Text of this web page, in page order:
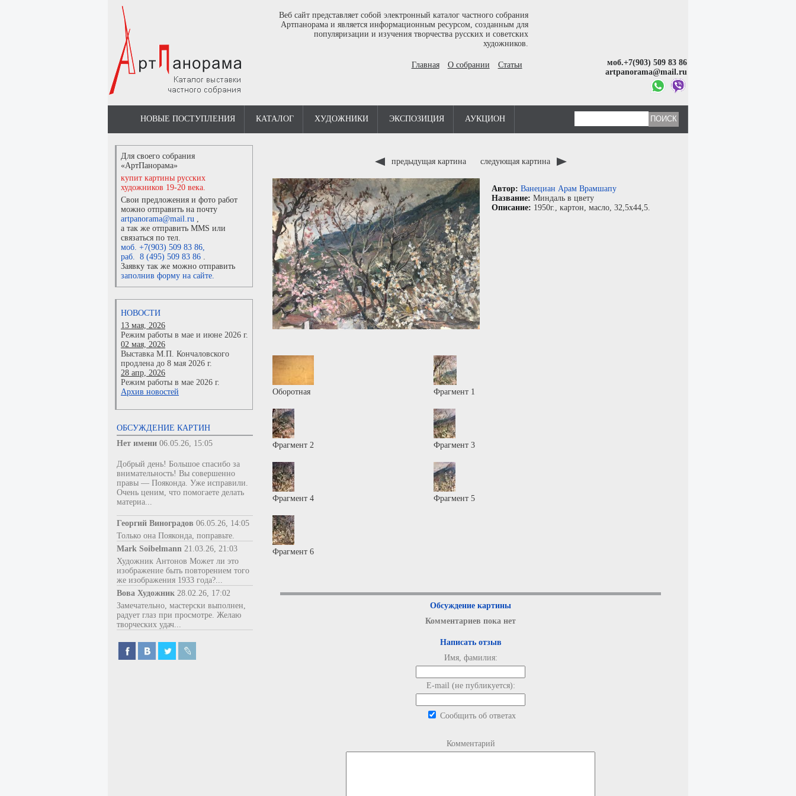
Веб сайт представляет собой электронный каталог частного собрания
Артпанорама и является информационным ресурсом, созданным для
популяризации и изучения творчества русских и советских
художников.
Главная О собрании Статьи
моб.+7(903) 509 83 86
artpanorama@mail.ru
НОВЫЕ ПОСТУПЛЕНИЯ КАТАЛОГ ХУДОЖНИКИ ЭКСПОЗИЦИЯ АУКЦИОН
Для своего собрания
«АртПанорама»
купит картины русских
художников 19-20 века.
Свои предложения и фото работ
можно отправить на почту
artpanorama@mail.ru ,
а так же отправить MMS или
связаться по тел.
моб. +7(903) 509 83 86,
раб. 8 (495) 509 83 86 .
Заявку так же можно отправить
заполнив форму на сайте.
НОВОСТИ
13 мая, 2026
Режим работы в мае и июне 2026 г.
02 мая, 2026
Выставка М.П. Кончаловского
продлена до 8 мая 2026 г.
28 апр, 2026
Режим работы в мае 2026 г.
Архив новостей
ОБСУЖДЕНИЕ КАРТИН
Нет имени 06.05.26, 15:05
Добрый день! Большое спасибо за
внимательность! Вы совершенно
правы — Пояконда. Уже исправили.
Очень ценим, что помогаете делать
материа...
Георгий Виноградов 06.05.26, 14:05
Только она Пояконда, поправьте.
Mark Soibelmann 21.03.26, 21:03
Художник Антонов Может ли это
изображение быть повторением того
же изображения 1933 года?...
Вова Художник 28.02.26, 17:02
Замечательно, мастерски выполнен,
радует глаз при просмотре. Желаю
творческих удач...
предыдущая картина следующая картина
Автор: Ванециан Арам Врамшапу
Название: Миндаль в цвету
Описание: 1950г., картон, масло, 32,5x44,5.
Оборотная Фрагмент 1
Фрагмент 2 Фрагмент 3
Фрагмент 4 Фрагмент 5
Фрагмент 6
Обсуждение картины
Комментариев пока нет
Написать отзыв
Имя, фамилия:
E-mail (не публикуется):
Сообщить об ответах
Комментарий